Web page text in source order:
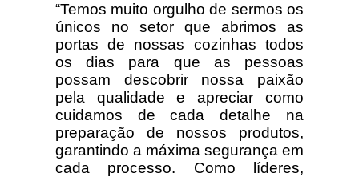
“Temos muito orgulho de sermos os
únicos no setor que abrimos as
portas de nossas cozinhas todos
os dias para que as pessoas
possam descobrir nossa paixão
pela qualidade e apreciar como
cuidamos de cada detalhe na
preparação de nossos produtos,
garantindo a máxima segurança em
cada processo. Como líderes,